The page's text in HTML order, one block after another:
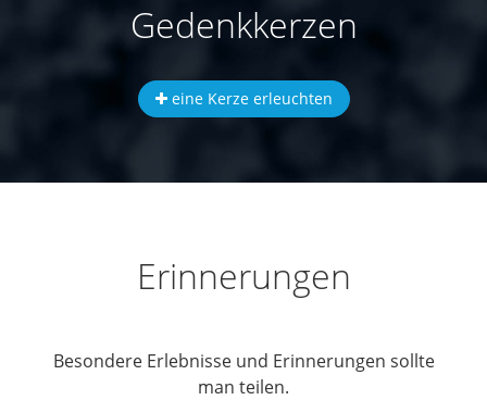
Gedenkkerzen
eine Kerze erleuchten
Erinnerungen
Besondere Erlebnisse und Erinnerungen sollte
man teilen.